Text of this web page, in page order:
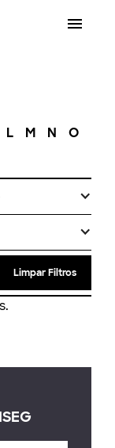
L M N O
Limpar Filtros